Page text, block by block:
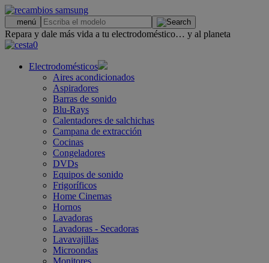
menú
Repara y dale más vida a tu electrodoméstico… y al planeta
0
Electrodomésticos
Aires acondicionados
Aspiradores
Barras de sonido
Blu-Rays
Calentadores de salchichas
Campana de extracción
Cocinas
Congeladores
DVDs
Equipos de sonido
Frigoríficos
Home Cinemas
Hornos
Lavadoras
Lavadoras - Secadoras
Lavavajillas
Microondas
Monitores